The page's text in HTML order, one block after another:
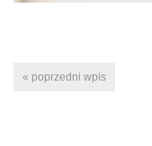
« poprzedni wpis